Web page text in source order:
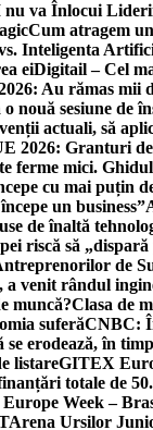
nu va Înlocui
Cum atragem un
Inteligenta
eiDigitail – Cel
Au rămas mii
nouă sesiune de
actuali, să
2026: Granturi de
ferme mici.
cu mai puțin
un business”
de înaltă
riscă să „dispară
de
venit rândul
muncă?Clasa de
suferăCNBC:
erodează, în
listareGITEX
totale de
Week –
Arena Ursilor